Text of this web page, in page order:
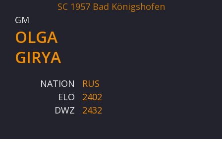
SC 1957 Bad Königshofen
GM
OLGA
GIRYA
NATION
RUS
ELO
2402
DWZ
2432